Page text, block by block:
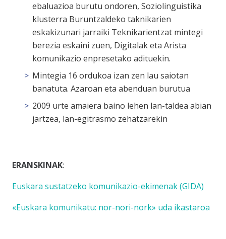
ebaluazioa burutu ondoren, Soziolinguistika
klusterra Buruntzaldeko taknikarien
eskakizunari jarraiki Teknikarientzat mintegi
berezia eskaini zuen, Digitalak eta Arista
komunikazio enpresetako adituekin.
Mintegia 16 ordukoa izan zen lau saiotan
banatuta. Azaroan eta abenduan burutua
2009 urte amaiera baino lehen lan-taldea abian
jartzea, lan-egitrasmo zehatzarekin
ERANSKINAK:
Euskara sustatzeko komunikazio-ekimenak (GIDA)
«Euskara komunikatu: nor-nori-nork» uda ikastaroa